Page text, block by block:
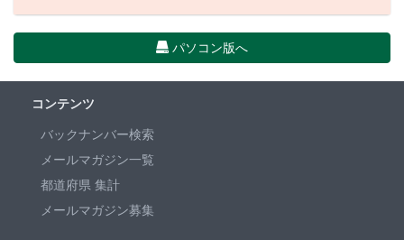
パソコン版へ
コンテンツ
バックナンバー検索
メールマガジン一覧
都道府県 集計
メールマガジン募集